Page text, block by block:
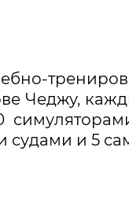
Чеджу,
и 5